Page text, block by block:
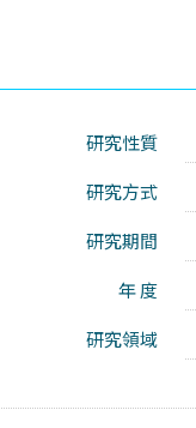
研究性質
研究方式
研究期間
年 度
研究領域